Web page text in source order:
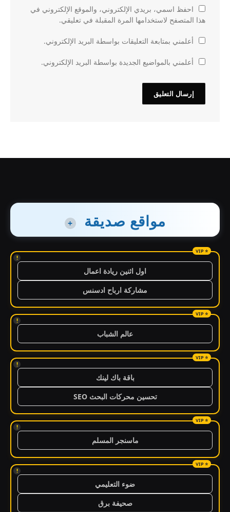
احفظ اسمي، بريدي الإلكتروني، والموقع الإلكتروني في
هذا المتصفح لاستخدامها المرة المقبلة في تعليقي.
أعلمني بمتابعة التعليقات بواسطة البريد الإلكتروني.
أعلمني بالمواضيع الجديدة بواسطة البريد الإلكتروني.
مواقع صديقة +
!
اول اثنين ريادة اعمال
مشاركة ارباح ادسنس
!
عالم الشباب
!
باقة باك لينك
تحسين محركات البحث SEO
!
ماسنجر المسلم
!
ضوء التعليمي
صحيفة برق